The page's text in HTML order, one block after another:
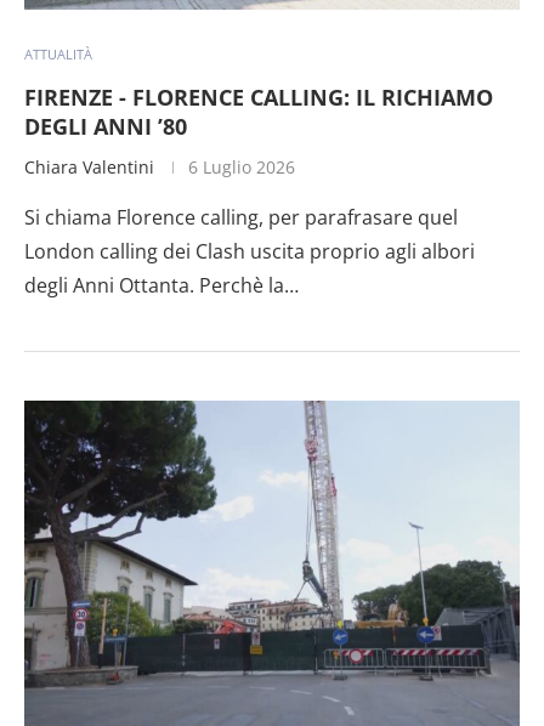
ATTUALITÀ
FIRENZE - FLORENCE CALLING: IL RICHIAMO
DEGLI ANNI ’80
Chiara Valentini 6 Luglio 2026
Si chiama Florence calling, per parafrasare quel
London calling dei Clash uscita proprio agli albori
degli Anni Ottanta. Perchè la…